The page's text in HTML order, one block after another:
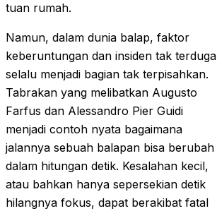
tuan rumah.
Namun, dalam dunia balap, faktor
keberuntungan dan insiden tak terduga
selalu menjadi bagian tak terpisahkan.
Tabrakan yang melibatkan Augusto
Farfus dan Alessandro Pier Guidi
menjadi contoh nyata bagaimana
jalannya sebuah balapan bisa berubah
dalam hitungan detik. Kesalahan kecil,
atau bahkan hanya sepersekian detik
hilangnya fokus, dapat berakibat fatal